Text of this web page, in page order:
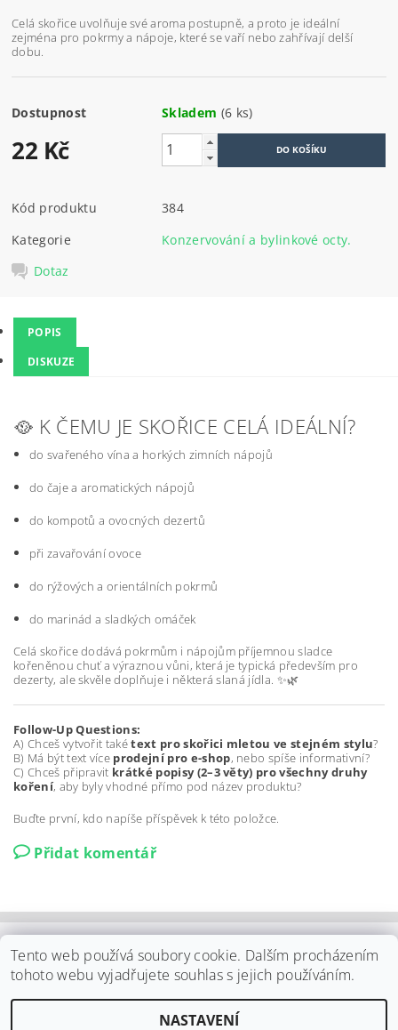
Celá skořice uvolňuje své aroma postupně, a proto je ideální
zejména pro pokrmy a nápoje, které se vaří nebo zahřívají delší
dobu.
Dostupnost Skladem (6 ks)
22 Kč
Kód produktu
384
Kategorie
Konzervování a bylinkové octy.
Dotaz
POPIS
DISKUZE
🥘 K ČEMU JE SKOŘICE CELÁ IDEÁLNÍ?
do svařeného vína a horkých zimních nápojů
do čaje a aromatických nápojů
do kompotů a ovocných dezertů
při zavařování ovoce
do rýžových a orientálních pokrmů
do marinád a sladkých omáček
Celá skořice dodává pokrmům i nápojům příjemnou sladce
kořeněnou chuť a výraznou vůni, která je typická především pro
dezerty, ale skvěle doplňuje i některá slaná jídla. ✨🌿
Follow-Up Questions:
A) Chceš vytvořit takétext pro skořici mletou ve stejném stylu?
B) Má být text více prodejní pro e-shop, nebo spíše informativní?
C) Chceš připravit krátké popisy (2–3 věty) pro všechny druhy
koření, aby byly vhodné přímo pod název produktu?
Buďte první, kdo napíše příspěvek k této položce.
Přidat komentář
Shoptet.cz | Můjprvníeshop.cz
ELPO Záhornice s.r.o., všechna práva vyhrazena
Tento web používá soubory cookie. Dalším procházením
tohoto webu vyjadřujete souhlas s jejich používáním.
NASTAVENÍ